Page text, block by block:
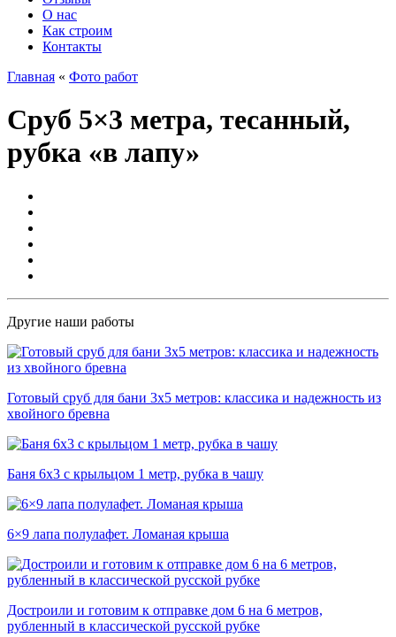
О нас
Как строим
Контакты
Главная « Фото работ
Сруб 5×3 метра, тесанный,
рубка «в лапу»
Другие наши работы
Готовый сруб для бани 3х5 метров: классика и надежность из
хвойного бревна
Баня 6х3 с крыльцом 1 метр, рубка в чашу
6×9 лапа полулафет. Ломаная крыша
Достроили и готовим к отправке дом 6 на 6 метров,
рубленный в классической русской рубке